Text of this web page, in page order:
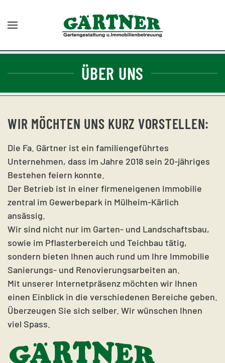
Zum Hauptinhalt springen
ÜBER UNS
WIR MÖCHTEN UNS KURZ VORSTELLEN:
Die Fa. Gärtner ist ein familiengeführtes
Unternehmen, dass im Jahre 2018 sein 20-jähriges
Bestehen feiern konnte.
Der Betrieb ist in einer firmeneigenen Immobilie
zentral im Gewerbepark in Mülheim-Kärlich
ansässig.
Wir sind nicht nur im Garten- und Landschaftsbau,
sowie im Pflasterbereich und Teichbau tätig,
sondern bieten Ihnen auch rund um Ihre Immobilie
Sanierungs- und Renovierungsarbeiten an.
Mit unserer Internetpräsenz möchten wir Ihnen
einen Einblick in die verschiedenen Bereiche geben.
Überzeugen Sie sich selber. Wir wünschen Ihnen
viel Spass.